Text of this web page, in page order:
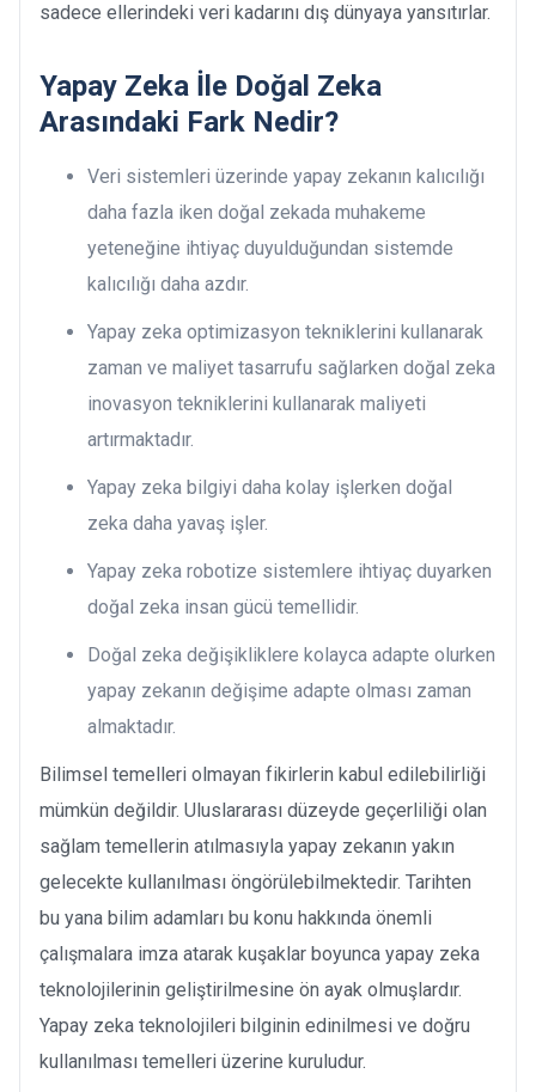
sadece ellerindeki veri kadarını dış dünyaya yansıtırlar.
Yapay Zeka İle Doğal Zeka
Arasındaki Fark Nedir?
Veri sistemleri üzerinde yapay zekanın kalıcılığı
daha fazla iken doğal zekada muhakeme
yeteneğine ihtiyaç duyulduğundan sistemde
kalıcılığı daha azdır.
Yapay zeka optimizasyon tekniklerini kullanarak
zaman ve maliyet tasarrufu sağlarken doğal zeka
inovasyon tekniklerini kullanarak maliyeti
artırmaktadır.
Yapay zeka bilgiyi daha kolay işlerken doğal
zeka daha yavaş işler.
Yapay zeka robotize sistemlere ihtiyaç duyarken
doğal zeka insan gücü temellidir.
Doğal zeka değişikliklere kolayca adapte olurken
yapay zekanın değişime adapte olması zaman
almaktadır.
Bilimsel temelleri olmayan fikirlerin kabul edilebilirliği
mümkün değildir. Uluslararası düzeyde geçerliliği olan
sağlam temellerin atılmasıyla yapay zekanın yakın
gelecekte kullanılması öngörülebilmektedir. Tarihten
bu yana bilim adamları bu konu hakkında önemli
çalışmalara imza atarak kuşaklar boyunca yapay zeka
teknolojilerinin geliştirilmesine ön ayak olmuşlardır.
Yapay zeka teknolojileri bilginin edinilmesi ve doğru
kullanılması temelleri üzerine kuruludur.